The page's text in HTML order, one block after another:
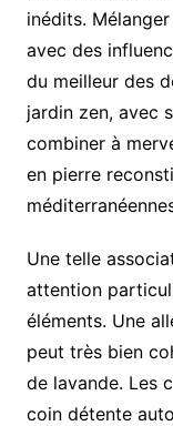
inédits.
avec des
du meilleur des
jardin zen, avec
combiner à
en pierre
Une telle
attention
éléments. Une
peut très bien
de lavande. Les
coin détente